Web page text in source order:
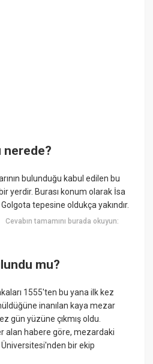
nerede?
bulunduğu kabul edilen bu
yerdir. Burası konum olarak İsa
tepesine oldukça yakındır.
Cevabın tamamını burada okuyun:
mu?
1555'ten bu yana ilk kez
inanılan kaya mezar
gün yüzüne çıkmış oldu.
alan habere göre, mezardaki
Üniversitesi'nden bir ekip